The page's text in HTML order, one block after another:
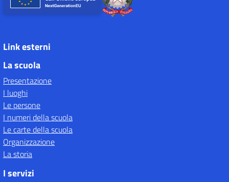
Link esterni
La scuola
Presentazione
I luoghi
Le persone
I numeri della scuola
Le carte della scuola
Organizzazione
La storia
I servizi